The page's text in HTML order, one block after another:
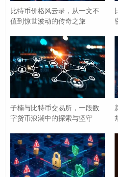
资产-支付-消费”的闭环，
值。
托管安全升级：依托ICE在
Bakkt建立了高标准的比特
资者对“资产安全”的核心顾
尽管Bakkt的上线过程几经波
因素影响），但其意义远超产
为机构资产配置的一部分。
不止于Bakkt：ICE
比特币价格风云录，从一文不
值到惊世波动的传奇之旅
子楠与比特币交易所，一段数
字货币浪潮中的探索与坚守